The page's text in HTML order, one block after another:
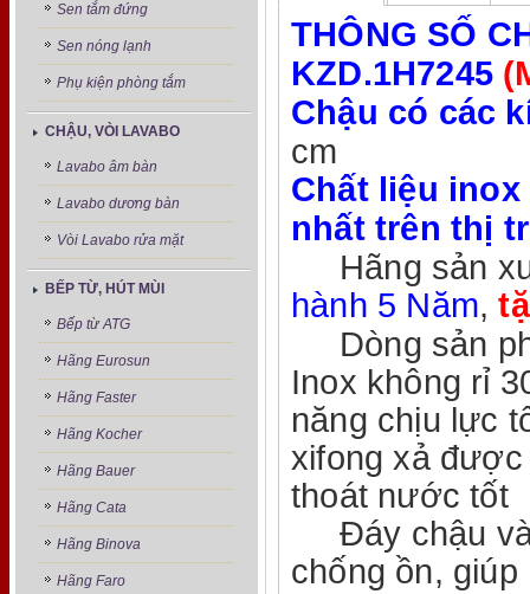
Sen tắm đứng
Sen nóng lạnh
Phụ kiện phòng tắm
CHẬU, VÒI LAVABO
Lavabo âm bàn
Lavabo dương bàn
Vòi Lavabo rửa mặt
BẾP TỪ, HÚT MÙI
Bếp từ ATG
Hãng Eurosun
Hãng Faster
Hãng Kocher
Hãng Bauer
Hãng Cata
Hãng Binova
Hãng Faro
THÔNG SỐ
KZD.1H7245
Chậu có các
cm
Chất liệu
nhất trên thị
Hãng sản
hành 5 Năm,
Dòng sản
Inox không rỉ
năng chịu lực
xifong xả
thoát nước tốt
Đáy chậu và
chống ồn,